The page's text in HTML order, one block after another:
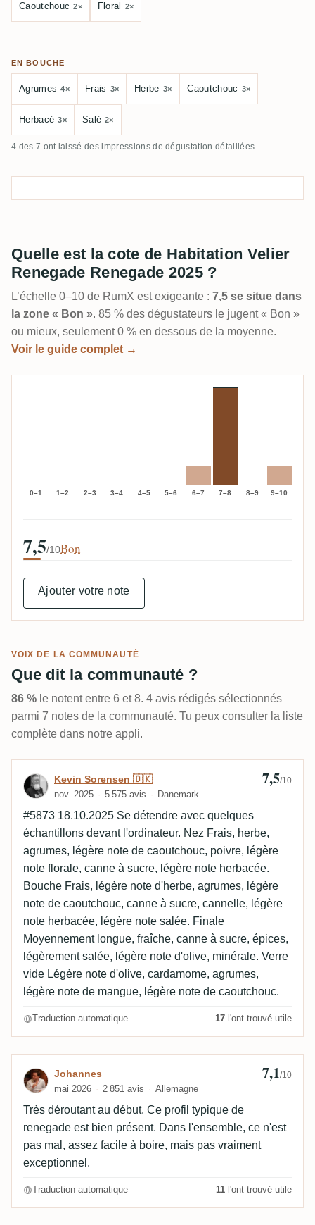
Caoutchouc 2× Floral 2×
EN BOUCHE
Agrumes 4× Frais 3× Herbe 3× Caoutchouc 3×
Herbacé 3× Salé 2×
4 des 7 ont laissé des impressions de dégustation détaillées
Quelle est la cote de Habitation Velier
Renegade Renegade 2025 ?
L’échelle 0–10 de RumX est exigeante : 7,5 se situe dans
la zone « Bon ». 85 % des dégustateurs le jugent « Bon »
ou mieux, seulement 0 % en dessous de la moyenne.
Voir le guide complet →
0–1 1–2 2–3 3–4 4–5 5–6 6–7 7–8 8–9 9–10
7,5/10Bon
Ajouter votre note
VOIX DE LA COMMUNAUTÉ
Que dit la communauté ?
86 % le notent entre 6 et 8. 4 avis rédigés sélectionnés
parmi 7 notes de la communauté. Tu peux consulter la liste
complète dans notre appli.
Avis de Kevin Sorensen 🇩🇰
Kevin Sorensen 🇩🇰
nov. 2025 5 575 avis Danemark
7,5/10
#5873 18.10.2025 Se détendre avec quelques
échantillons devant l'ordinateur. Nez Frais, herbe,
agrumes, légère note de caoutchouc, poivre, légère
note florale, canne à sucre, légère note herbacée.
Bouche Frais, légère note d'herbe, agrumes, légère
note de caoutchouc, canne à sucre, cannelle, légère
note herbacée, légère note salée. Finale
Moyennement longue, fraîche, canne à sucre, épices,
légèrement salée, légère note d'olive, minérale. Verre
vide Légère note d'olive, cardamome, agrumes,
légère note de mangue, légère note de caoutchouc.
Traduction automatique 17 l'ont trouvé utile
Avis de Johannes
Johannes
mai 2026 2 851 avis Allemagne
7,1/10
Très déroutant au début. Ce profil typique de
renegade est bien présent. Dans l'ensemble, ce n'est
pas mal, assez facile à boire, mais pas vraiment
exceptionnel.
Traduction automatique 11 l'ont trouvé utile